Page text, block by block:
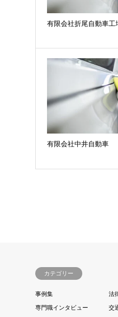
有限会社折尾自動車工
有限会社中井自動車
カテゴリー
事例集 法
専門職インタビュー
交